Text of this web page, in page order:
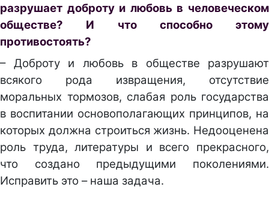
разрушает доброту и любовь в человеческом
обществе? И что способно этому
противостоять?
– Доброту и любовь в обществе разрушают
всякого рода извращения, отсутствие
моральных тормозов, слабая роль государства
в воспитании основополагающих принципов, на
которых должна строиться жизнь. Недооценена
роль труда, литературы и всего прекрасного,
что создано предыдущими поколениями.
Исправить это – наша задача.